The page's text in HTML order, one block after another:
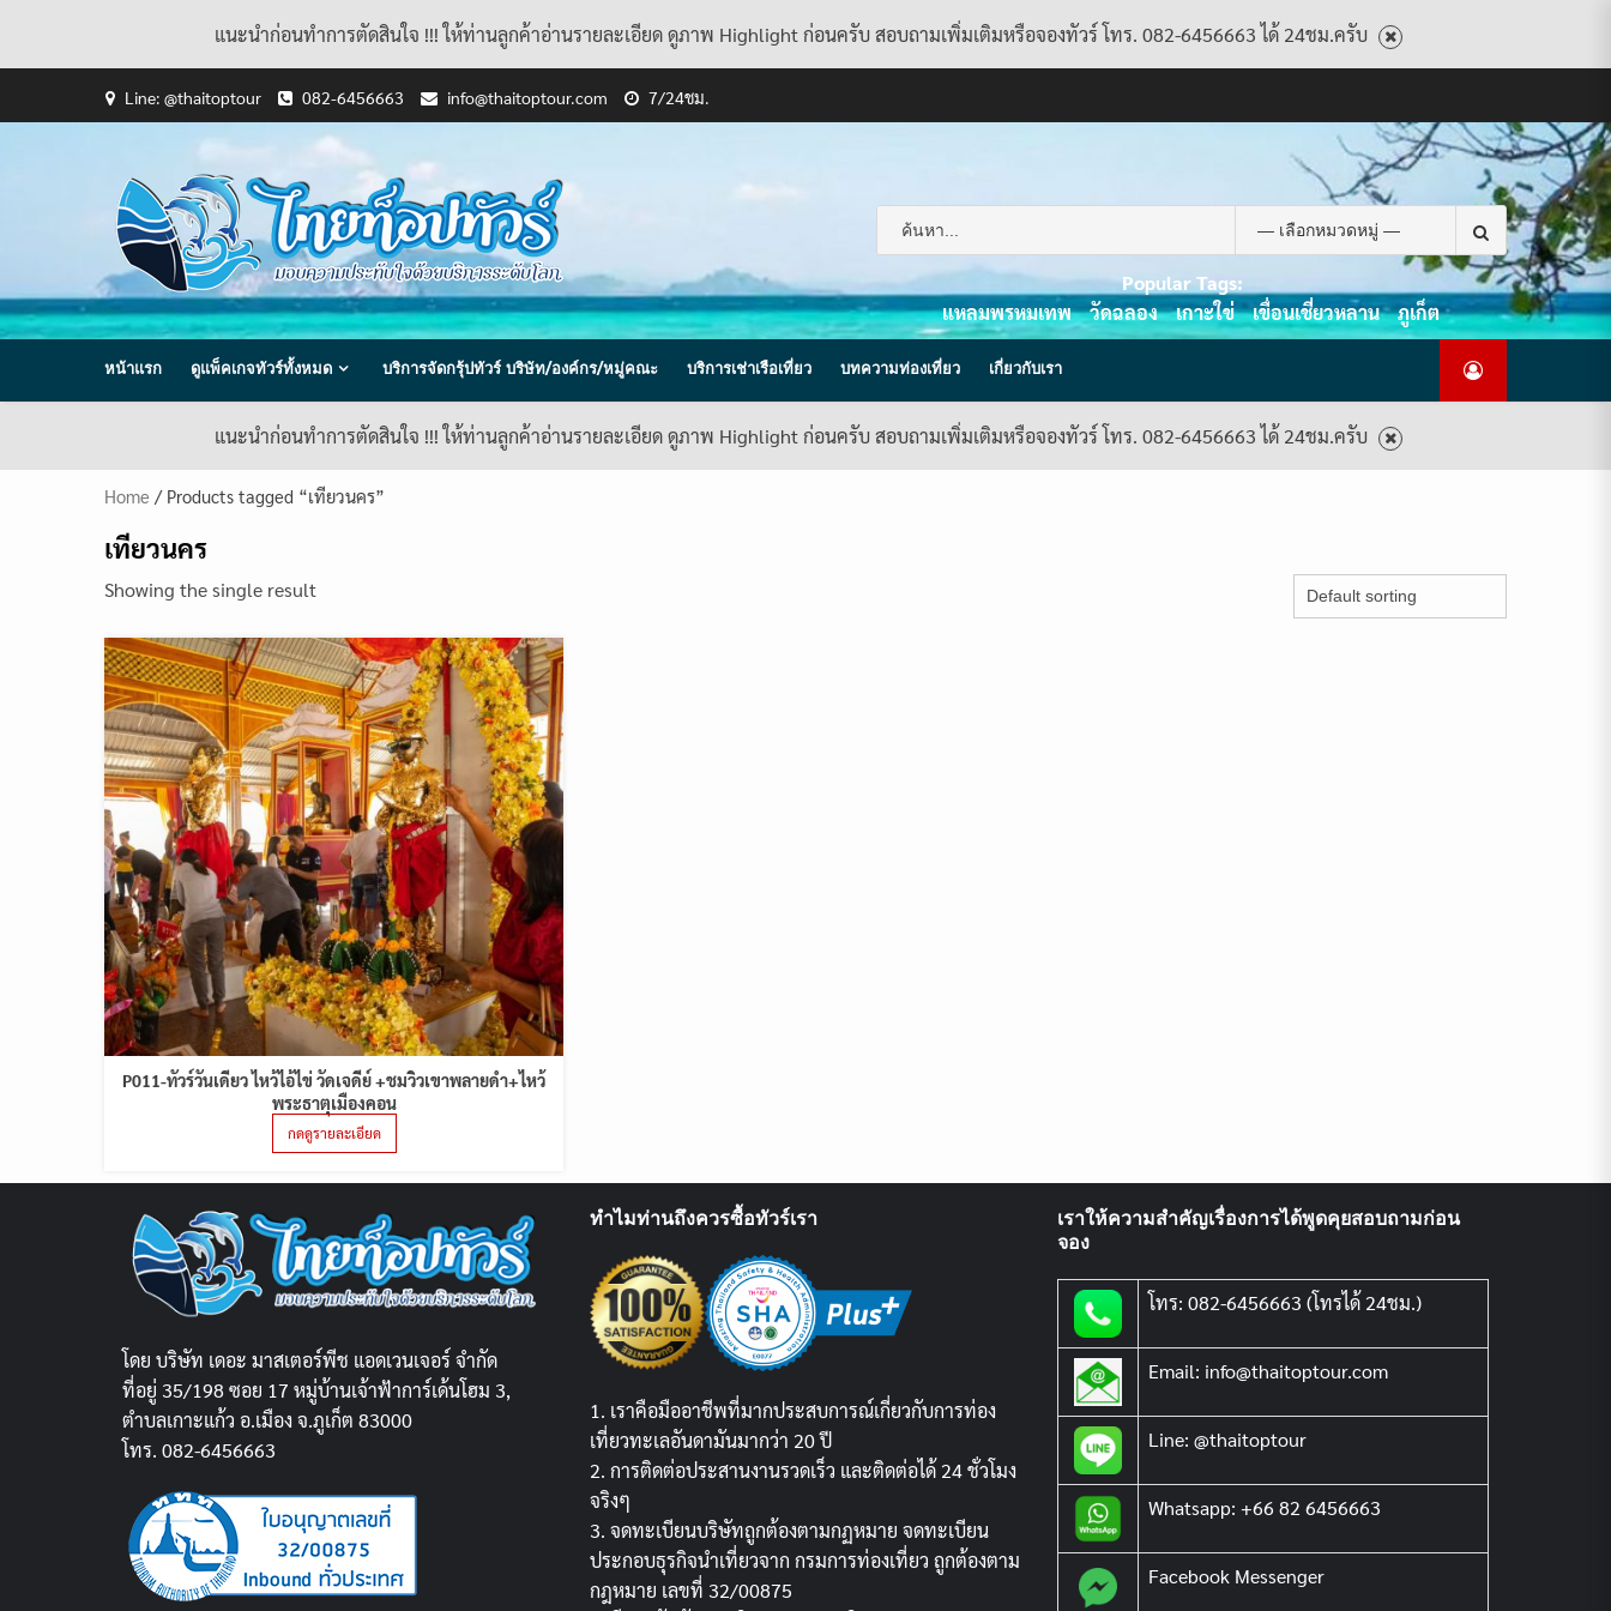
แนะนำก่อนทำการตัดสินใจ !!! ให้ท่านลูกค้าอ่านรายละเอียด ดูภาพ Highlight ก่อนครับ สอบถามเพิ่มเติมหรือจองทัวร์ โทร. 082-6456663 ได้ 24ชม.ครับ
Line: @thaitoptour 082-6456663 info@thaitoptour.com 7/24ชม.
USACCOUNT
POLICY
AND
CONDITIONS
แพ็คเกจ
ทัวร์
ทั้งหมด
ต้อนรับ
สู่
ไทย
ท็อป
กับ
เรา
ทัวร์
ทั้งหมด
Search
for:
Popular Tags:
แหลมพรหมเทพ
วัดฉลอง เกาะใข่ เขื่อนเชี่ยวหลาน ภูเก็ต
หน้าแรก ดูแพ็คเกจทัวร์ทั้งหมด บริการจัดกรุ้ปทัวร์ บริษัท/องค์กร/หมู่คณะ บริการเช่าเรือเที่ยว บทความท่องเที่ยว เกี่ยวกับเรา
แนะนำก่อนทำการตัดสินใจ !!! ให้ท่านลูกค้าอ่านรายละเอียด ดูภาพ Highlight ก่อนครับ สอบถามเพิ่มเติมหรือจองทัวร์ โทร. 082-6456663 ได้ 24ชม.ครับ
Home / Products tagged “เทียวนคร”
เทียวนคร
Showing the single result
P011-ทัวร์วันเดียว ไหว้ไอ้ไข่ วัดเจดีย์ +ชมวิวเขาพลายดำ+ไหว้
พระธาตุเมืองคอน
กดดูรายละเอียด
โดย บริษัท เดอะ มาสเตอร์พีช แอดเวนเจอร์ จำกัด
ที่อยู่ 35/198 ซอย 17 หมู่บ้านเจ้าฟ้าการ์เด้นโฮม 3,
ตำบลเกาะแก้ว อ.เมือง จ.ภูเก็ต 83000
โทร. 082-6456663
ทำไมท่านถึงควรซื้อทัวร์เรา
1. เราคือมืออาชีพที่มากประสบการณ์เกี่ยวกับการท่อง
เที่ยวทะเลอันดามันมากว่า 20 ปี
2. การติดต่อประสานงานรวดเร็ว และติดต่อได้ 24 ชั่วโมง
จริงๆ
3. จดทะเบียนบริษัทถูกต้องตามกฏหมาย จดทะเบียน
ประกอบธุรกิจนำเที่ยวจาก กรมการท่องเที่ยว ถูกต้องตาม
กฎหมาย เลขที่ 32/00875
เราให้ความสำคัญเรื่องการได้พูดคุยสอบถามก่อน
จอง
โทร: 082-6456663 (โทรได้ 24ชม.)
Email: info@thaitoptour.com
Line: @thaitoptour
Whatsapp: +66 82 6456663
Facebook Messenger